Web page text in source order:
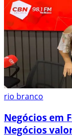
rio branco
Negócios em
Negócios